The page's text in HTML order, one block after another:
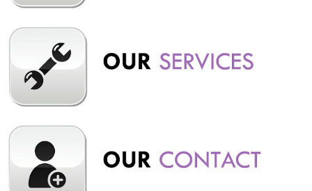
yang menarik dari Situ Cileunca: Pemandangan Alam: Dikeli...